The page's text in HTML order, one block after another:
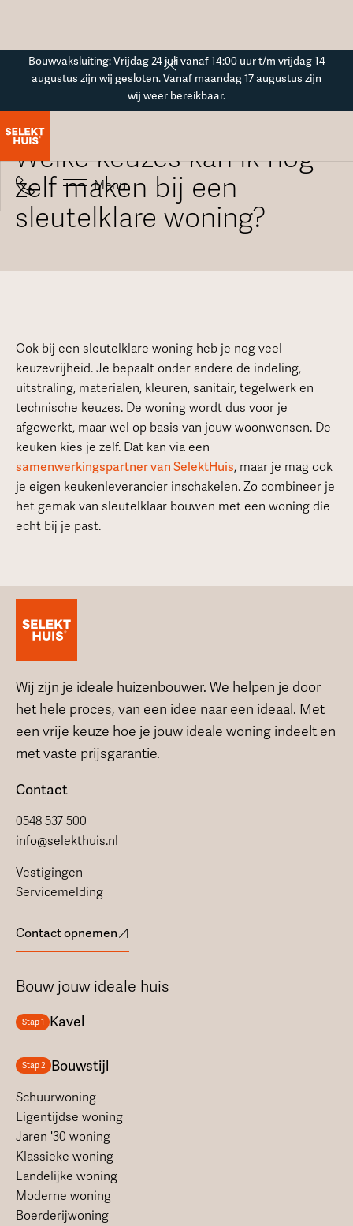
Bouwvaksluiting: Vrijdag 24 juli vanaf 14:00 uur t/m vrijdag 14
augustus zijn wij gesloten. Vanaf maandag 17 augustus zijn
wij weer bereikbaar.
Menu
Welke keuzes kan ik nog
zelf maken bij een
sleutelklare woning?
Ook bij een sleutelklare woning heb je nog veel
keuzevrijheid. Je bepaalt onder andere de indeling,
uitstraling, materialen, kleuren, sanitair, tegelwerk en
technische keuzes. De woning wordt dus voor je
afgewerkt, maar wel op basis van jouw woonwensen. De
keuken kies je zelf. Dat kan via een
samenwerkingspartner van SelektHuis, maar je mag ook
je eigen keukenleverancier inschakelen. Zo combineer je
het gemak van sleutelklaar bouwen met een woning die
echt bij je past.
Wij zijn je ideale huizenbouwer. We helpen je door
het hele proces, van een idee naar een ideaal. Met
een vrije keuze hoe je jouw ideale woning indeelt en
met vaste prijsgarantie.
Contact
0548 537 500
info@selekthuis.nl
Vestigingen
Servicemelding
Contact opnemen
Bouw jouw ideale huis
Stap 1 Kavel
Stap 2 Bouwstijl
Schuurwoning
Eigentijdse woning
Jaren '30 woning
Klassieke woning
Landelijke woning
Moderne woning
Boerderijwoning